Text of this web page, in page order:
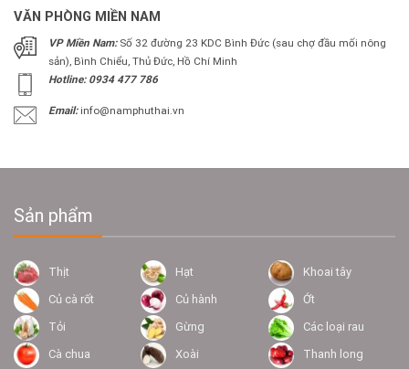
VĂN PHÒNG MIỀN NAM
VP Miền Nam:Số 32 đường 23 KDC Bình Đức (sau chợ đầu mối nông
sản), Bình Chiểu, Thủ Đức, Hồ Chí Minh
Hotline: 0934 477 786
Email:info@namphuthai.vn
Sản phẩm
Thịt Hạt
Khoai tây
Củ cà rốt
Củ hành
Ớt
Tỏi
Gừng
Các loại rau
Cà chua
Xoài
Thanh long